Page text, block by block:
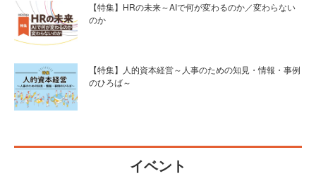
【特集】HRの未来～AIで何が変わるのか／変わらない
のか
【特集】人的資本経営～人事のための知見・情報・事例
のひろば～
イベント